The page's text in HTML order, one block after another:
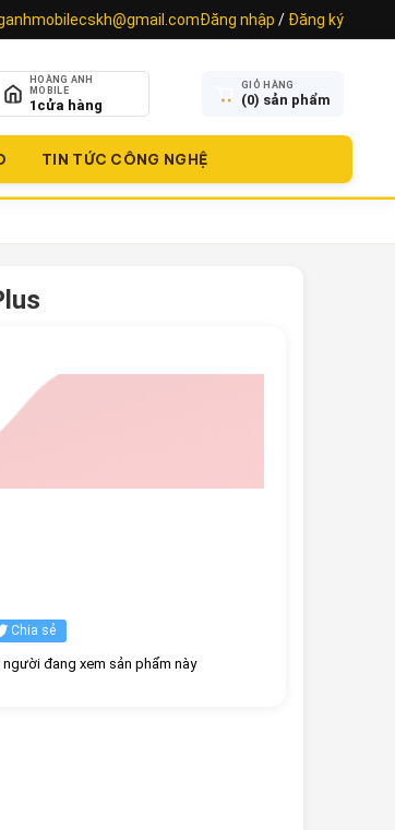
Đăng nhập / Đăng ký
HOÀNG ANH
MOBILE
1 cửa hàng
GIỎ HÀNG
(0) sản phẩm
TIN TỨC CÔNG NGHỆ
Chia sẻ
người đang xem sản phẩm này